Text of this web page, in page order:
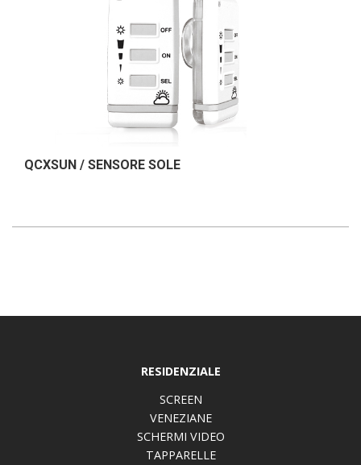
QCXSUN / SENSORE SOLE
RESIDENZIALE
SCREEN
VENEZIANE
SCHERMI VIDEO
TAPPARELLE